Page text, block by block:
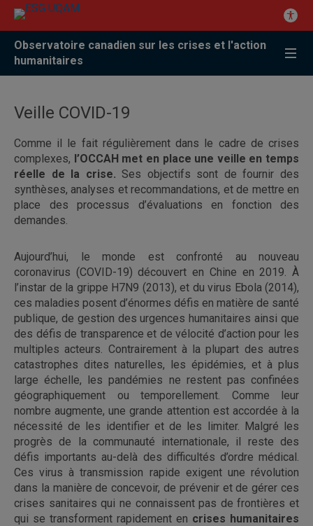
Observatoire canadien sur les crises et l'action
humanitaires
Veille COVID-19
Comme il le fait régulièrement dans le cadre de crises
complexes, l’OCCAH met en place une veille en temps
réelle de la crise. Ses objectifs sont de fournir des
synthèses, analyses et recommandations, et de mettre en
place des processus d’évaluations en fonction des
demandes.
Aujourd’hui, le monde est confronté au nouveau
coronavirus (COVID-19) découvert en Chine en 2019. À
l’instar de la grippe H7N9 (2013), et du virus Ebola (2014),
ces maladies posent d’énormes défis en matière de santé
publique, de gestion des urgences humanitaires ainsi que
des défis de transparence et de vélocité d’action pour les
multiples acteurs. Contrairement à la plupart des autres
catastrophes dites naturelles, les épidémies, et à plus
large échelle, les pandémies ne restent pas confinées
géographiquement ou temporellement. Comme leur
nombre augmente, une grande attention est accordée à la
nécessité de les identifier et de les limiter. Malgré les
progrès de la communauté internationale, il reste des
défis importants au-delà des difficultés d’ordre médical.
Ces virus à transmission rapide exigent une révolution
dans la manière de concevoir, de prévenir et de gérer ces
crises sanitaires qui ne connaissent pas de frontières et
qui se transforment rapidement en crises humanitaires